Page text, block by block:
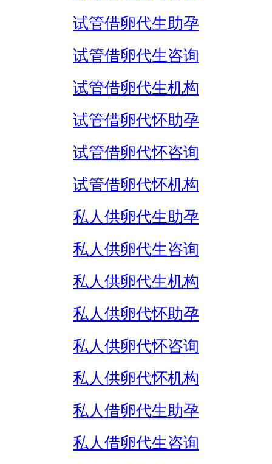
试管借卵代生助孕
试管借卵代生咨询
试管借卵代生机构
试管借卵代怀助孕
试管借卵代怀咨询
试管借卵代怀机构
私人供卵代生助孕
私人供卵代生咨询
私人供卵代生机构
私人供卵代怀助孕
私人供卵代怀咨询
私人供卵代怀机构
私人借卵代生助孕
私人借卵代生咨询